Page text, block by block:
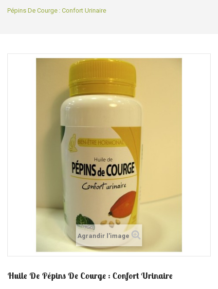
Pépins De Courge : Confort Urinaire
Agrandir l'image
Huile De Pépins De Courge : Confort Urinaire